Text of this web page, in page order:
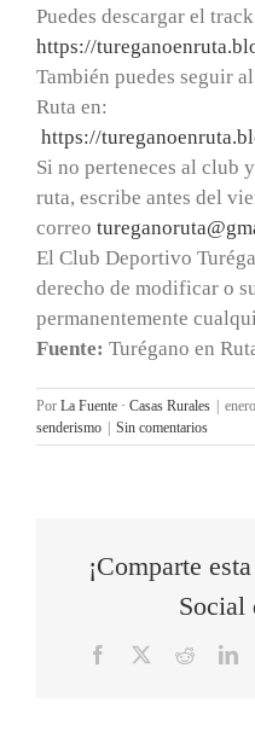
Puedes descargar el
https://
También puedes seguir
Ruta en:
https://tureganoenruta.
Si no perteneces al club
ruta, escribe antes del
correo
El Club Deportivo
derecho de modificar o
permanentemente
Fuente: Turégano en
Por La Fuente · Casas Rurales
senderismo
Sin comentarios
¡Comparte
Social
Facebook Reddit